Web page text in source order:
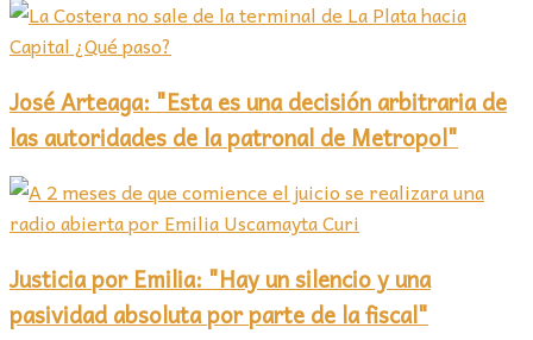
José Arteaga: "Esta es una decisión arbitraria de
las autoridades de la patronal de Metropol"
Justicia por Emilia: "Hay un silencio y una
pasividad absoluta por parte de la fiscal"